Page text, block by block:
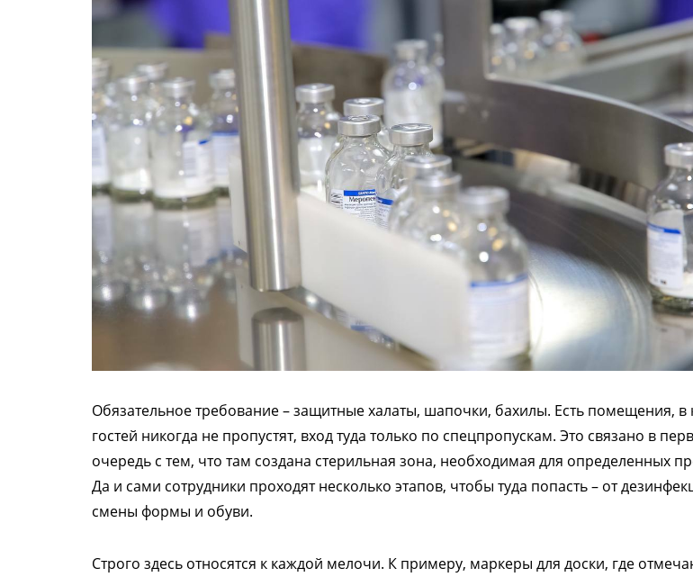
Обязательное требование – защитные халаты, шапочки, бахилы. Есть помещения, в
гостей никогда не пропустят, вход туда только по спецпропускам. Это связано в
очередь с тем, что там создана стерильная зона, необходимая для определенных
Да и сами сотрудники проходят несколько этапов, чтобы туда попасть – от
смены формы и обуви.
Строго здесь относятся к каждой мелочи. К примеру, маркеры для доски, где